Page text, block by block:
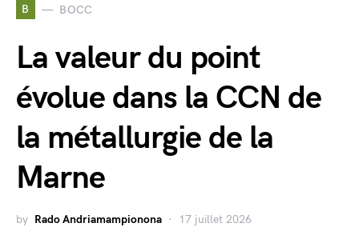
B BOCC
La valeur du point
évolue dans la CCN de
la métallurgie de la
Marne
by Rado Andriamampionona 17 juillet 2026